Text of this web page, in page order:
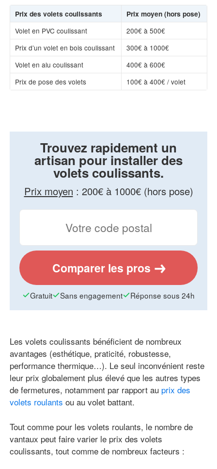
Prix des volets coulissants
Prix moyen (hors pose)
Volet en PVC coulissant
200€ à 500€
Prix d’un volet en bois coulissant
300€ à 1000€
Volet en alu coulissant
400€ à 600€
Prix de pose des volets
100€ à 400€ / volet
Trouvez rapidement un
artisan pour installer des
volets coulissants.
Prix moyen : 200€ à 1000€ (hors pose)
Comparer les pros
Gratuit Sans engagement Réponse sous 24h
Les volets coulissants bénéficient de nombreux
avantages (esthétique, praticité, robustesse,
performance thermique…). Le seul inconvénient reste
leur prix globalement plus élevé que les autres types
de fermetures, notamment par rapport au prix des
volets roulants ou au volet battant.
Tout comme pour les volets roulants, le nombre de
vantaux peut faire varier le prix des volets
coulissants, tout comme de nombreux facteurs :